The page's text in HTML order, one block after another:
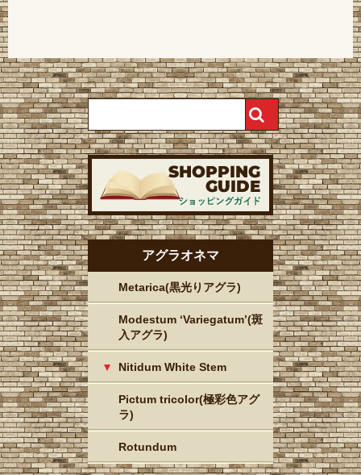
アグラオネマ
Metarica(黒光りアグラ)
Modestum ‘Variegatum’(斑
入アグラ)
Nitidum White Stem
Pictum tricolor(極彩色アグ
ラ)
Rotundum